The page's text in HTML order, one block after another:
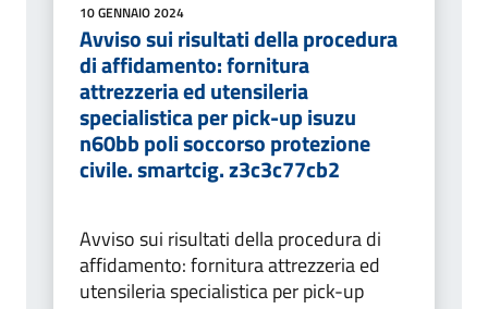
10 GENNAIO 2024
Avviso sui risultati della procedura
di affidamento: fornitura
attrezzeria ed utensileria
specialistica per pick-up isuzu
n60bb poli soccorso protezione
civile. smartcig. z3c3c77cb2
Avviso sui risultati della procedura di
affidamento: fornitura attrezzeria ed
utensileria specialistica per pick-up